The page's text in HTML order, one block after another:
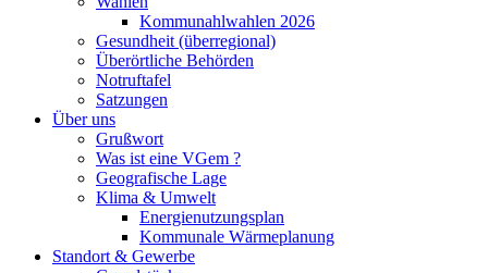
Kommunahlwahlen 2026
Gesundheit (überregional)
Überörtliche Behörden
Notruftafel
Satzungen
Über uns
Grußwort
Was ist eine VGem ?
Geografische Lage
Klima & Umwelt
Energienutzungsplan
Kommunale Wärmeplanung
Standort & Gewerbe